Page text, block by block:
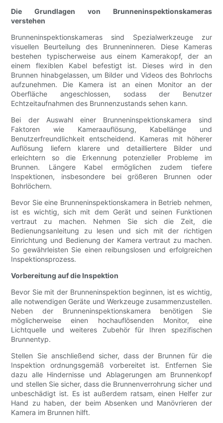
Die Grundlagen von Brunneninspektionskameras
verstehen
Brunneninspektionskameras sind Spezialwerkzeuge zur
visuellen Beurteilung des Brunneninneren. Diese Kameras
bestehen typischerweise aus einem Kamerakopf, der an
einem flexiblen Kabel befestigt ist. Dieses wird in den
Brunnen hinabgelassen, um Bilder und Videos des Bohrlochs
aufzunehmen. Die Kamera ist an einen Monitor an der
Oberfläche angeschlossen, sodass der Benutzer
Echtzeitaufnahmen des Brunnenzustands sehen kann.
Bei der Auswahl einer Brunneninspektionskamera sind
Faktoren wie Kameraauflösung, Kabellänge und
Benutzerfreundlichkeit entscheidend. Kameras mit höherer
Auflösung liefern klarere und detailliertere Bilder und
erleichtern so die Erkennung potenzieller Probleme im
Brunnen. Längere Kabel ermöglichen zudem tiefere
Inspektionen, insbesondere bei größeren Brunnen oder
Bohrlöchern.
Bevor Sie eine Brunneninspektionskamera in Betrieb nehmen,
ist es wichtig, sich mit dem Gerät und seinen Funktionen
vertraut zu machen. Nehmen Sie sich die Zeit, die
Bedienungsanleitung zu lesen und sich mit der richtigen
Einrichtung und Bedienung der Kamera vertraut zu machen.
So gewährleisten Sie einen reibungslosen und erfolgreichen
Inspektionsprozess.
Vorbereitung auf die Inspektion
Bevor Sie mit der Brunneninspektion beginnen, ist es wichtig,
alle notwendigen Geräte und Werkzeuge zusammenzustellen.
Neben der Brunneninspektionskamera benötigen Sie
möglicherweise einen hochauflösenden Monitor, eine
Lichtquelle und weiteres Zubehör für Ihren spezifischen
Brunnentyp.
Stellen Sie anschließend sicher, dass der Brunnen für die
Inspektion ordnungsgemäß vorbereitet ist. Entfernen Sie
dazu alle Hindernisse und Ablagerungen am Brunnenkopf
und stellen Sie sicher, dass die Brunnenverrohrung sicher und
unbeschädigt ist. Es ist außerdem ratsam, einen Helfer zur
Hand zu haben, der beim Absenken und Manövrieren der
Kamera im Brunnen hilft.